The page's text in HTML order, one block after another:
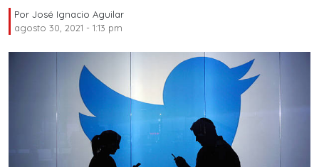
Por José Ignacio Aguilar
agosto 30, 2021 - 1:13 pm